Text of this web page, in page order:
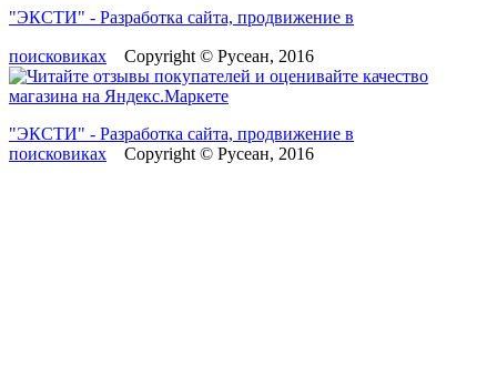
"ЭКСТИ" - Разработка сайта, продвижение в
поисковиках Copyright © Русеан, 2016
"ЭКСТИ" - Разработка сайта, продвижение в
поисковиках Copyright © Русеан, 2016